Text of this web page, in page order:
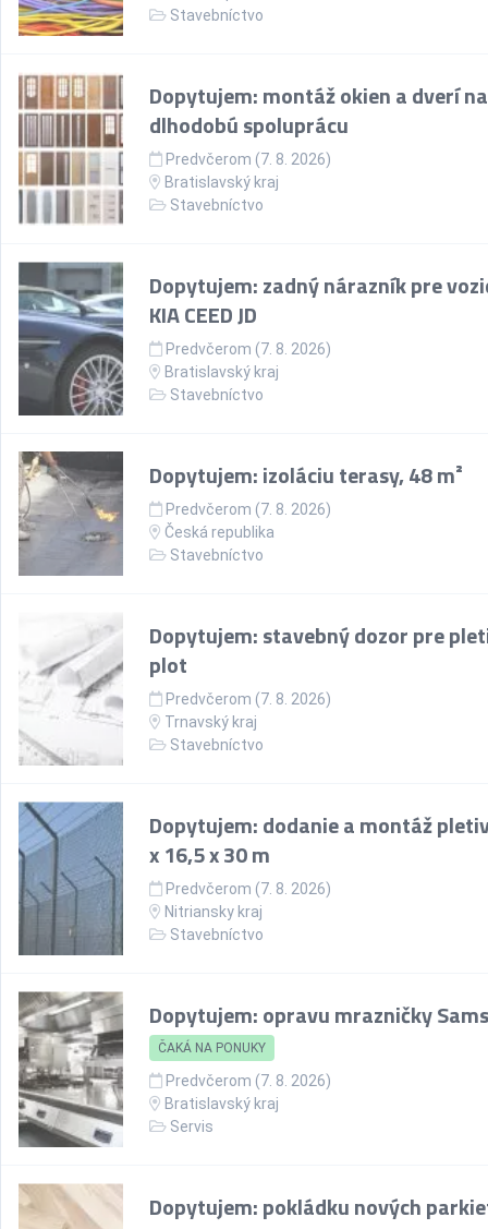
Stavebníctvo
Dopytujem: montáž okien a dverí na
dlhodobú spoluprácu
Predvčerom (7. 8. 2026)
Bratislavský kraj
Stavebníctvo
Dopytujem: zadný nárazník pre
KIA CEED JD
Predvčerom (7. 8. 2026)
Bratislavský kraj
Stavebníctvo
Dopytujem: izoláciu terasy, 48 m²
Predvčerom (7. 8. 2026)
Česká republika
Stavebníctvo
Dopytujem: stavebný dozor pre
plot
Predvčerom (7. 8. 2026)
Trnavský kraj
Stavebníctvo
Dopytujem: dodanie a montáž
x 16,5 x 30 m
Predvčerom (7. 8. 2026)
Nitriansky kraj
Stavebníctvo
Dopytujem: opravu mrazničky
ČAKÁ NA PONUKY
Predvčerom (7. 8. 2026)
Bratislavský kraj
Servis
Dopytujem: pokládku nových